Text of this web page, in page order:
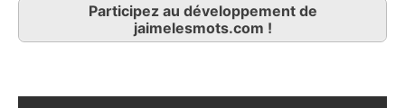
Participez au développement de
jaimelesmots.com !